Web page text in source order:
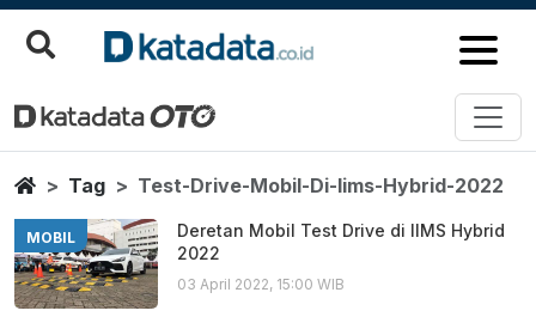
Test Drive Mobil Di Iims Hybrid
Berita Terbaru
HomeTag Test-Drive-Mobil-Di-Iims-Hybrid-2022
MOBIL
Deretan Mobil Test Drive di IIMS Hybrid
2022
03 April 2022, 15:00 WIB